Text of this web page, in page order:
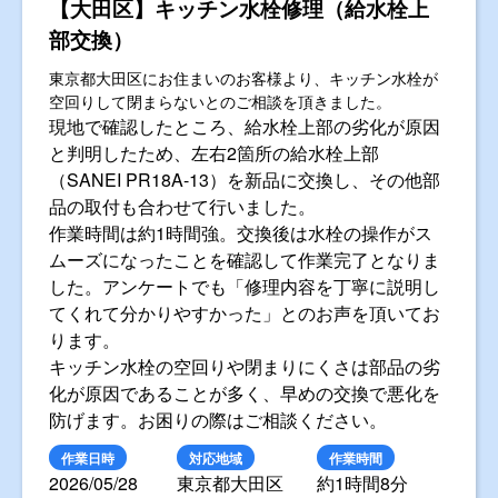
【大田区】キッチン水栓修理（給水栓上
部交換）
東京都大田区にお住まいのお客様より、キッチン水栓が
空回りして閉まらないとのご相談を頂きました。
現地で確認したところ、給水栓上部の劣化が原因
と判明したため、左右2箇所の給水栓上部
（SANEI PR18A-13）を新品に交換し、その他部
品の取付も合わせて行いました。
作業時間は約1時間強。交換後は水栓の操作がス
ムーズになったことを確認して作業完了となりま
した。アンケートでも「修理内容を丁寧に説明し
てくれて分かりやすかった」とのお声を頂いてお
ります。
キッチン水栓の空回りや閉まりにくさは部品の劣
化が原因であることが多く、早めの交換で悪化を
防げます。お困りの際はご相談ください。
作業日時
2026/05/28
対応地域
東京都大田区
作業時間
約1時間8分